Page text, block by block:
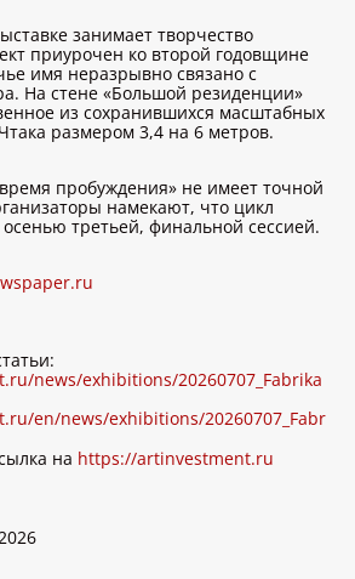
занимает творчество
приурочен ко второй годовщине
имя неразрывно связано с
На стене «Большой резиденции»
из сохранившихся масштабных
размером 3,4 на 6 метров.
пробуждения» не имеет точной
намекают, что цикл
третьей, финальной сессией.
news/exhibitions/20260707_Fabrika
en/news/exhibitions/20260707_Fabr
на https://artinvestment.ru